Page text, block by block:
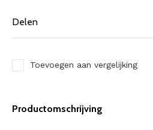
Delen
Toevoegen aan vergelijking
Productomschrijving